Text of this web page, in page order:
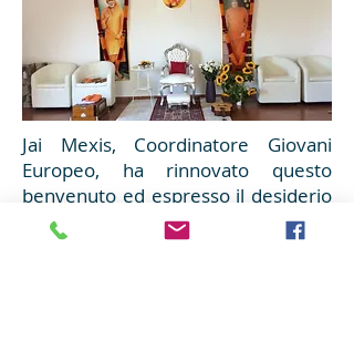
Jai Mexis, Coordinatore Giovani
Europeo, ha rinnovato questo
benvenuto ed espresso il desiderio
di poter essere ispirati dal principio
di abbandono dimostrato da San